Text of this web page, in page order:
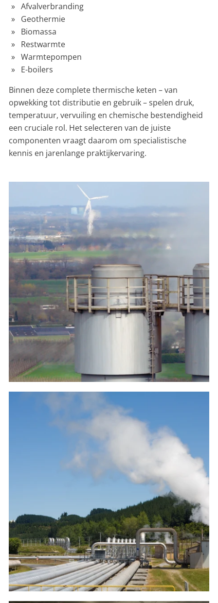
Afvalverbranding
Geothermie
Biomassa
Restwarmte
Warmtepompen
E-boilers
Binnen deze complete thermische keten – van
opwekking tot distributie en gebruik – spelen druk,
temperatuur, vervuiling en chemische bestendigheid
een cruciale rol. Het selecteren van de juiste
componenten vraagt daarom om specialistische
kennis en jarenlange praktijkervaring.